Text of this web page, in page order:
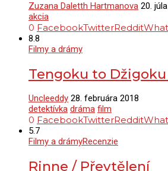
Zuzana Daletth Hartmanova 20.
akcia
0 FacebookTwitterReddit
8.8
Filmy a drámy
Tengoku to
Uncleeddy 28. februára 2018
detektívka dráma film
0 FacebookTwitterReddit
5.7
Filmy a drámyRecenzie
Rinne / Převtělení